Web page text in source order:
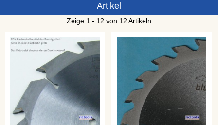
Artikel
Zeige 1 - 12 von 12 Artikeln